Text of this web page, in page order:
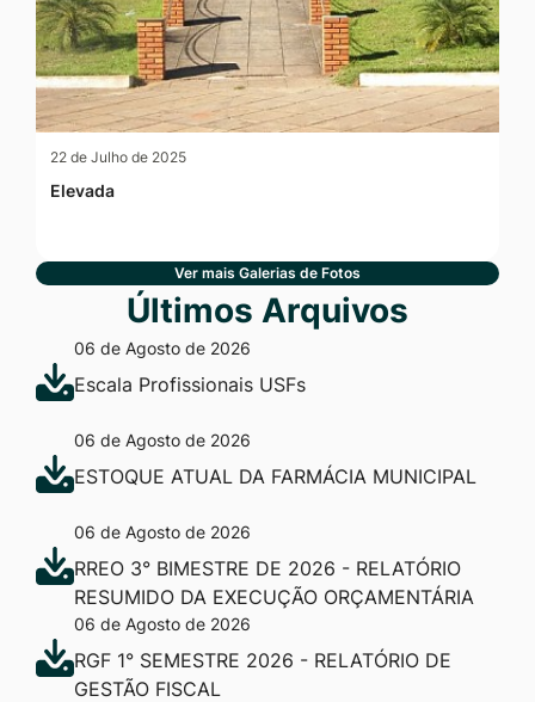
22 de Julho de 2025
Elevada
Ver mais Galerias de Fotos
Últimos Arquivos
06 de Agosto de 2026
Escala Profissionais USFs
06 de Agosto de 2026
ESTOQUE ATUAL DA FARMÁCIA MUNICIPAL
06 de Agosto de 2026
RREO 3° BIMESTRE DE 2026 - RELATÓRIO
RESUMIDO DA EXECUÇÃO ORÇAMENTÁRIA
06 de Agosto de 2026
RGF 1° SEMESTRE 2026 - RELATÓRIO DE
GESTÃO FISCAL